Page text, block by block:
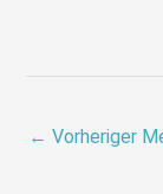
← Vorheriger